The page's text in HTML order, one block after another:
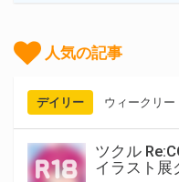
人気の記事
デイリー ウィークリー
ツクル
イラスト展